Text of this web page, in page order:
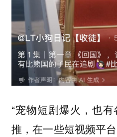
“宠物短剧爆火，也
推，在一些短视频平